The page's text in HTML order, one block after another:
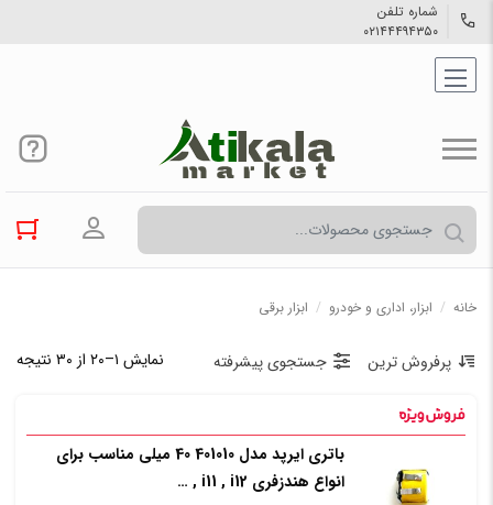
شماره تلفن
۰۲۱۴۴۴۹۴۳۵۰
ورود به
خانه / ابزار، اداری و خودرو / ابزار برقی
نمایش ۱–۲۰ از ۳۰ نتیجه پرفروش ترین جستجوی پیشرفته
باتری ایرپد مدل 401010 40 میلی مناسب برای
انواع هندزفری i11 , i12 , …